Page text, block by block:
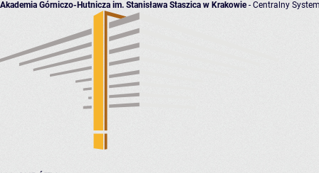
Akademia Górniczo-Hutnicza im. Stanisława Staszica w Krakowie- Centralny